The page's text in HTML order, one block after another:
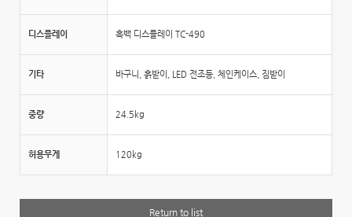
디스플레이 흑백 디스플레이 TC-490
기타 바구니, 흙받이, LED 전조등, 체인케이스, 짐받이
중량 24.5kg
허용무게 120kg
Return to list